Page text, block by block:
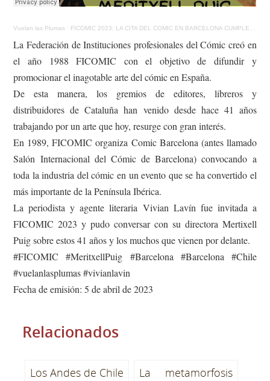
Vuelan las Plumas · FICOMIC 2023: LA CITA DEL COMIC EN BARCELONA CUMPLE 41 AÑOS
La Federación de Instituciones profesionales del Cómic creó en
el año 1988 FICOMIC con el objetivo de difundir y
promocionar el inagotable arte del cómic en España.
De esta manera, los gremios de editores, libreros y
distribuidores de Cataluña han venido desde hace 41 años
trabajando por un arte que hoy, resurge con gran interés.
En 1989, FICOMIC organiza Comic Barcelona (antes llamado
Salón Internacional del Cómic de Barcelona) convocando a
toda la industria del cómic en un evento que se ha convertido el
más importante de la Península Ibérica.
La periodista y agente literaria Vivian Lavín fue invitada a
FICOMIC 2023 y pudo conversar con su directora Mertixell
Puig sobre estos 41 años y los muchos que vienen por delante.
#FICOMIC #MeritxellPuig #Barcelona #Barcelona #Chile
#vuelanlasplumas #vivianlavin
Fecha de emisión: 5 de abril de 2023
Relacionados
Los Andes de Chile
La metamorfosis